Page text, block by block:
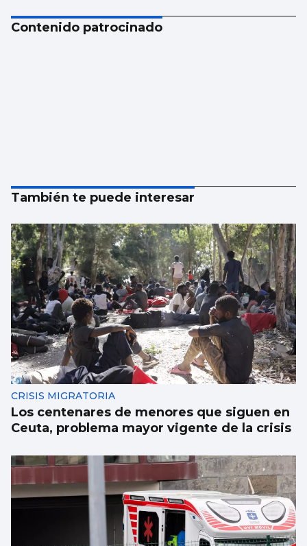
Contenido patrocinado
También te puede interesar
CRISIS MIGRATORIA
Los centenares de menores que siguen en
Ceuta, problema mayor vigente de la crisis